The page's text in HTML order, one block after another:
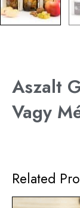
Aszalt
Vagy
Related